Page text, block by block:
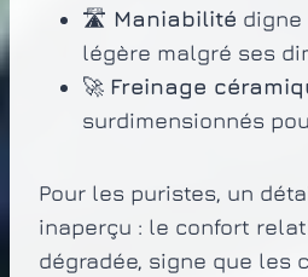
🛣️ Maniabilité digne
légère malgré ses
🚀 Freinage
surdimensionnés
Pour les puristes, un
inaperçu : le confort
dégradée, signe que les